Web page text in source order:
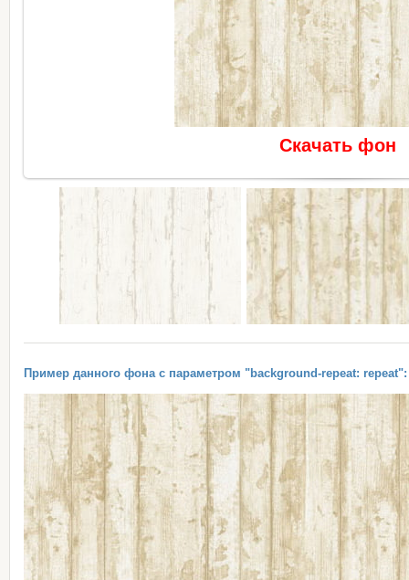
Скачать фон
Пример данного фона с параметром "background-repeat: repeat":